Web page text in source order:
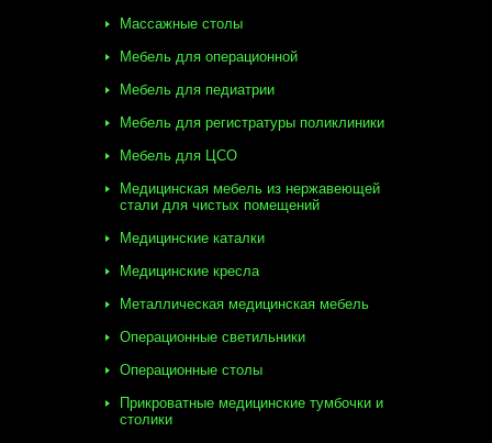
Массажные столы
Мебель для операционной
Мебель для педиатрии
Мебель для регистратуры поликлиники
Мебель для ЦСО
Медицинская мебель из нержавеющей
стали для чистых помещений
Медицинские каталки
Медицинские кресла
Металлическая медицинская мебель
Операционные светильники
Операционные столы
Прикроватные медицинские тумбочки и
столики